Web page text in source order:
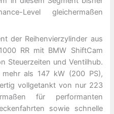
Level gleichermaßen
der Reihenvierzylinder aus
RR mit BMW ShiftCam
Steuerzeiten und Ventilhub.
als 147 kW (200 PS),
vollgetankt von nur 223
für performanten
sowie schnelle